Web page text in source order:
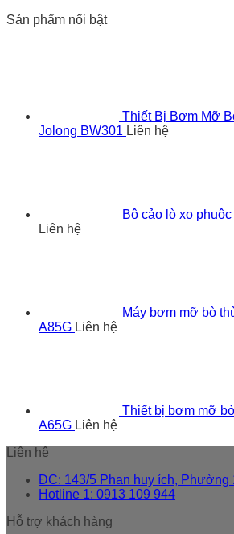
Sản phẩm nổi bật
Thiết Bị Bơm Mỡ
Jolong BW301 Liên hệ
Bộ cảo lò xo
Liên hệ
Máy bơm mỡ bò
A85G Liên hệ
Thiết bị bơm mỡ
A65G Liên hệ
Liên hệ
ĐC: 143/5 Phan huy ích, Phường
Hotline 1: 0913 109 944
Hỗ trợ khách hàng